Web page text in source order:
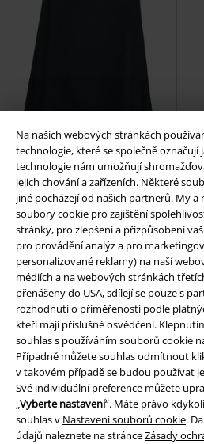
Na našich webových stránkách
technologie, které se společně označují
technologie nám umožňují
jejich chování a zařízeních. Některé
jiné pocházejí od našich partnerů. My
soubory cookie pro zajištění
stránky, pro zlepšení a přizpůsobení
pro provádění analýz a pro
personalizované reklamy) na naší
médiích a na webových stránkách
přenášeny do USA, sdílejí se pouze s
rozhodnutí o přiměřenosti podle
kteří mají příslušné osvědčení.
souhlas s používáním souborů cookie
Případně můžete souhlas odmítnout
v takovém případě se budou používat
Své individuální preference můžete
„Vyberte nastavení“. Máte právo
souhlas v Nastavení souborů cookie.
údajů naleznete na stránceZásady
% Exkluzivní
OdKč 543,00
Tom And Jerry
Tom And Jerry
Top
%
Kč